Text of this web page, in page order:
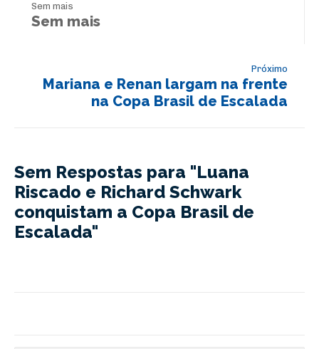
Sem mais
Sem mais
Próximo
Mariana e Renan largam na frente
na Copa Brasil de Escalada
Sem Respostas para "Luana
Riscado e Richard Schwark
conquistam a Copa Brasil de
Escalada"